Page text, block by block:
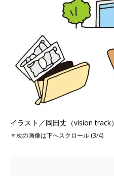
イラスト／岡田丈（vision track）
▼次の画像は下へスクロール (3/4)